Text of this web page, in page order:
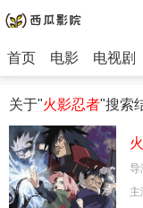
首页 电影 电视剧
关于"火影忍者"搜索
导
主